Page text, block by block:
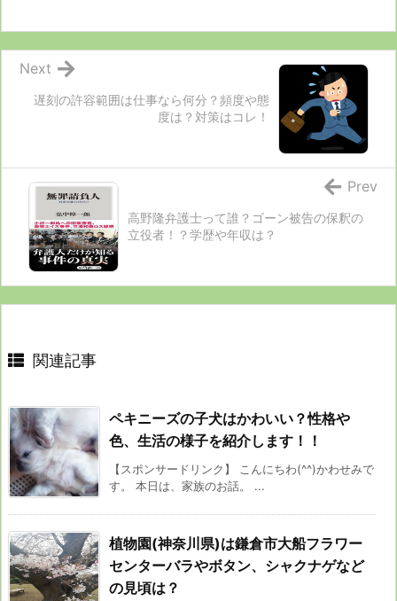
遅刻の許容範囲は仕事なら何分？頻度や態
度は？対策はコレ！
Next
高野隆弁護士って誰？ゴーン被告の保釈の
立役者！？学歴や年収は？
Prev
関連記事
ペキニーズの子犬はかわいい？性格や
色、生活の様子を紹介します！！
【スポンサードリンク】 こんにちわ(^^)かわせみで
す。 本日は、家族のお話。 ...
植物園(神奈川県)は鎌倉市大船フラワー
センターバラやボタン、シャクナゲなど
の見頃は？